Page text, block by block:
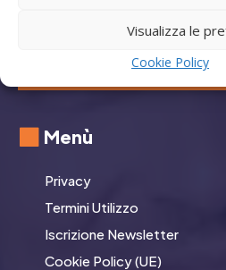
Visualizza le
Cookie Policy
GO
Menù
Privacy
Termini Utilizzo
Iscrizione Newsletter
Cookie Policy (UE)